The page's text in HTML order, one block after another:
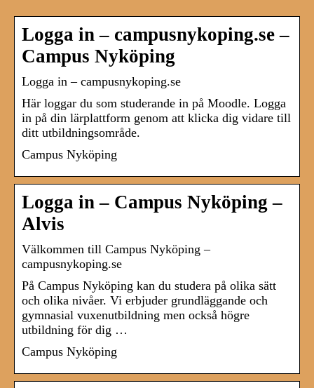
Logga in – campusnykoping.se –
Campus Nyköping
Logga in – campusnykoping.se
Här loggar du som studerande in på Moodle. Logga
in på din lärplattform genom att klicka dig vidare till
ditt utbildningsområde.
Campus Nyköping
Logga in – Campus Nyköping –
Alvis
Välkommen till Campus Nyköping –
campusnykoping.se
På Campus Nyköping kan du studera på olika sätt
och olika nivåer. Vi erbjuder grundläggande och
gymnasial vuxenutbildning men också högre
utbildning för dig …
Campus Nyköping